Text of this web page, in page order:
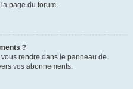
page du forum.
?
rendre dans le panneau de
vos abonnements.